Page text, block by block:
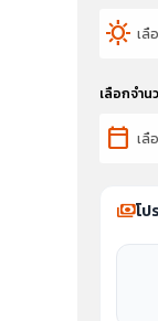
sunny
เลือกจำน
calendar_today
paymentsโป